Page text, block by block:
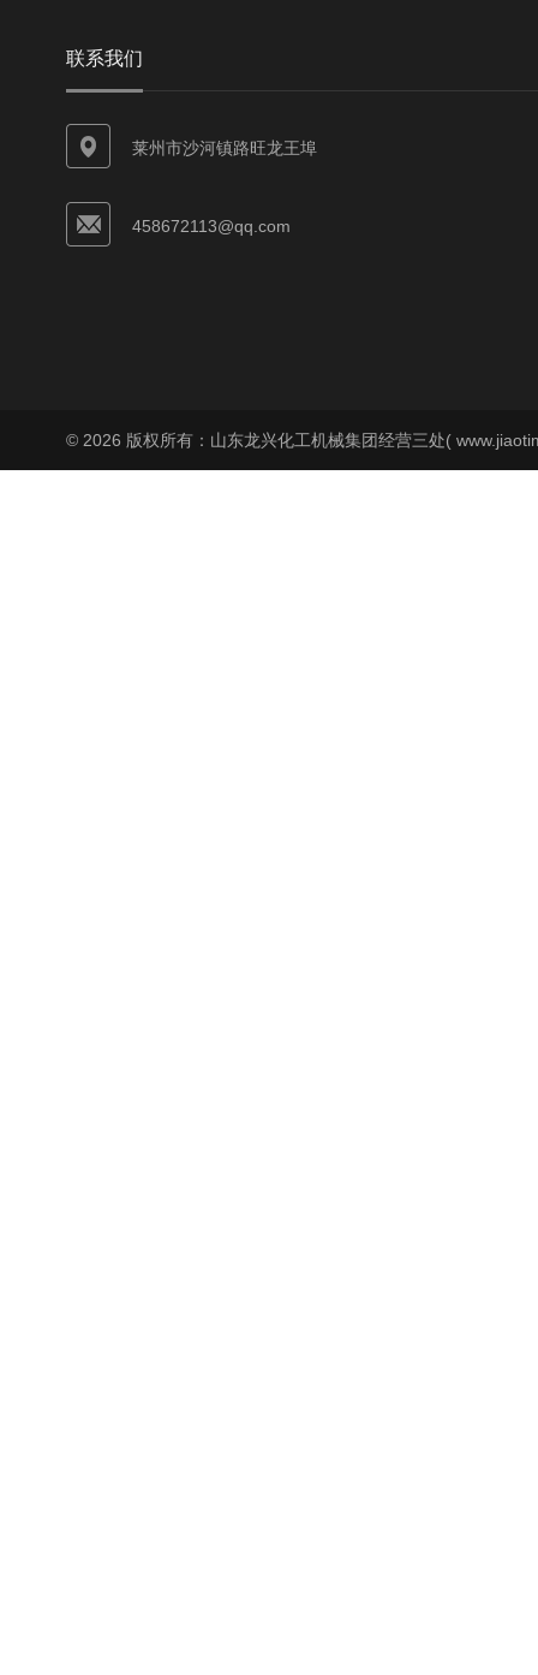
联系我们
莱州市沙河镇路旺龙王埠
458672113@qq.com
© 2026 版权所有：山东龙兴化工机械集团经营三处(